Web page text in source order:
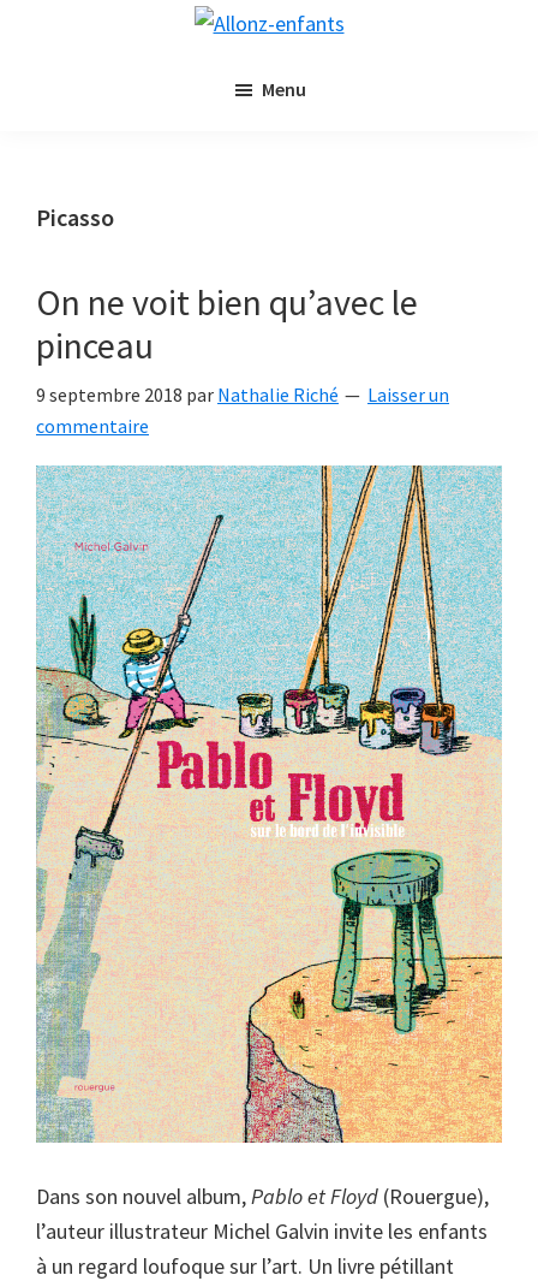
de
Riché
Menu
Picasso
On ne voit bien qu’avec le
pinceau
9 septembre 2018 par Nathalie Riché
Laisser un
commentaire
Dans son nouvel album,Pablo et Floyd (Rouergue),
l’auteur illustrateur Michel Galvin invite les enfants
à un regard loufoque sur l’art. Un livre pétillant